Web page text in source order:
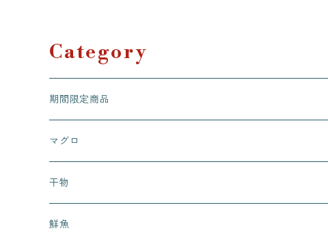
Category
期間限定商品
マグロ
干物
鮮魚